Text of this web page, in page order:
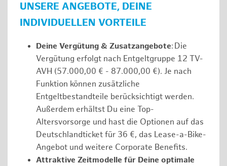
UNSERE ANGEBOTE, DEINE
INDIVIDUELLEN VORTEILE
Deine Vergütung & Zusatzangebote: Die
Vergütung erfolgt nach Entgeltgruppe 12 TV-
AVH (57.000,00 € - 87.000,00 €). Je nach
Funktion können zusätzliche
Entgeltbestandteile berücksichtigt werden.
Außerdem erhältst Du eine Top-
Altersvorsorge und hast die Optionen auf das
Deutschlandticket für 36 €, das Lease-a-Bike-
Angebot und weitere Corporate Benefits.
Attraktive Zeitmodelle für Deine optimale